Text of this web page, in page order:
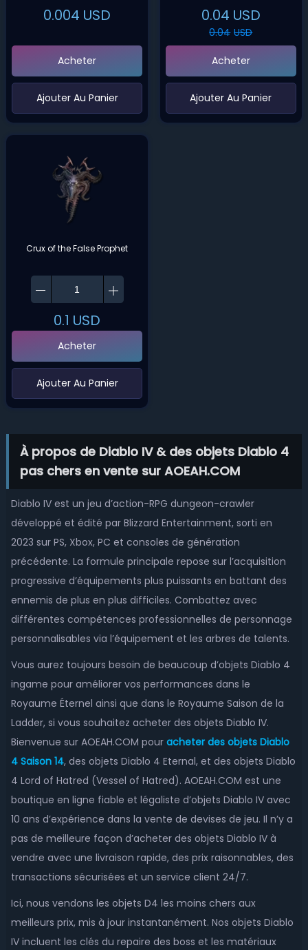
0.004 USD
Acheter
‌Ajouter Au Panier
0.04 USD
0.04 USD
Acheter
‌Ajouter Au Panier
Crux of the False Prophet
0.1 USD
Acheter
‌Ajouter Au Panier
À propos de Diablo IV & des objets Diablo 4
pas chers en vente sur AOEAH.COM
Diablo IV est un jeu d’action-RPG dungeon-crawler
développé et édité par Blizzard Entertainment, sorti en
2023 sur PS, Xbox, PC et consoles de génération
précédente. La formule principale repose sur l’acquisition
progressive d’équipements plus puissants en battant des
ennemis de plus en plus difficiles. Combattez avec
différentes compétences professionnelles de personnage
personnalisables via l’équipement et les arbres de talents.
Vous aurez toujours besoin de beaucoup d’objets Diablo 4
ingame pour améliorer vos performances dans le
Royaume Éternel ainsi que dans le Royaume Saison de la
Ladder, si vous souhaitez acheter des objets Diablo IV.
Bienvenue sur AOEAH.COM pour acheter des objets Diablo
4 Saison 14, des objets Diablo 4 Eternal, et des objets Diablo
4 Lord of Hatred (Vessel of Hatred). AOEAH.COM est une
boutique en ligne fiable et légaliste d’objets Diablo IV avec
10 ans d’expérience dans la vente de devises de jeu. Il n’y a
pas de meilleure façon d’acheter des objets Diablo IV à
vendre avec une livraison rapide, des prix raisonnables, des
transactions sécurisées et un service client 24/7.
Ici, nous vendons les objets D4 les moins chers aux
meilleurs prix, mis à jour instantanément. Nos objets Diablo
IV incluent les clés du repaire des boss et les matériaux